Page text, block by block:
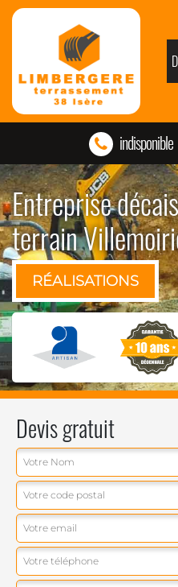
indisponible
Entreprise
terrain
RÉALISATIONS
Devis gratuit